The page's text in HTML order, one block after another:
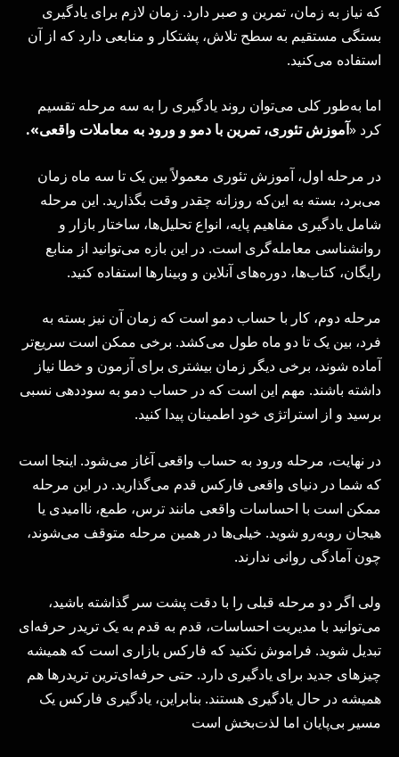
که نیاز به زمان، تمرین و صبر دارد. زمان لازم برای یادگیری
بستگی مستقیم به سطح تلاش، پشتکار و منابعی دارد که از آن
استفاده می‌کنید.
اما به‌طور کلی می‌توان روند یادگیری را به سه مرحله تقسیم
کرد «آموزش تئوری، تمرین با دمو و ورود به معاملات واقعی».
در مرحله اول، آموزش تئوری معمولاً بین یک تا سه ماه زمان
می‌برد، بسته به این‌که روزانه چقدر وقت بگذارید. این مرحله
شامل یادگیری مفاهیم پایه، انواع تحلیل‌ها، ساختار بازار و
روانشناسی معامله‌گری است. در این بازه می‌توانید از منابع
رایگان، کتاب‌ها، دوره‌های آنلاین و وبینارها استفاده کنید.
مرحله دوم، کار با حساب دمو است که زمان آن نیز بسته به
فرد، بین یک تا دو ماه طول می‌کشد. برخی ممکن است سریع‌تر
آماده شوند، برخی دیگر زمان بیشتری برای آزمون و خطا نیاز
داشته باشند. مهم این است که در حساب دمو به سوددهی نسبی
برسید و از استراتژی‌ خود اطمینان پیدا کنید.
در نهایت، مرحله ورود به حساب واقعی آغاز می‌شود. اینجا است
که شما در دنیای واقعی فارکس قدم می‌گذارید. در این مرحله
ممکن است با احساسات واقعی مانند ترس، طمع، ناامیدی یا
هیجان روبه‌رو شوید. خیلی‌ها در همین مرحله متوقف می‌شوند،
چون آمادگی روانی ندارند.
ولی اگر دو مرحله قبلی را با دقت پشت سر گذاشته باشید،
می‌توانید با مدیریت احساسات، قدم به قدم به یک تریدر حرفه‌ای
تبدیل شوید. فراموش نکنید که فارکس بازاری است که همیشه
چیزهای جدید برای یادگیری دارد. حتی حرفه‌ای‌ترین تریدرها هم
همیشه در حال یادگیری هستند. بنابراین، یادگیری فارکس یک
مسیر بی‌پایان اما لذت‌بخش است